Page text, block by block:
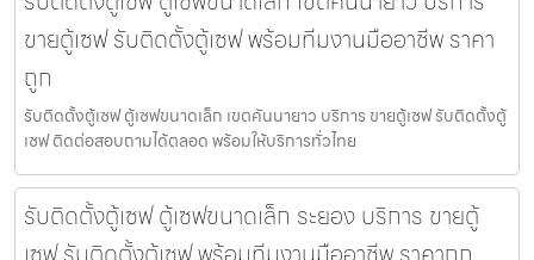
ขายตู้เซฟ รับติดตั้งตู้เซฟ พร้อมทีมงานมืออาชีพ ราคา
ถูก
รับติดตั้งตู้เซฟ ตู้เซฟขนาดเล็ก เขตคันนายาว บริการ ขายตู้เซฟ รับติดตั้งตู้
เซฟ ติดต่อสอบถามได้ตลอด พร้อมให้บริการทั่วไทย
รับติดตั้งตู้เซฟ ตู้เซฟขนาดเล็ก ระยอง บริการ ขายตู้